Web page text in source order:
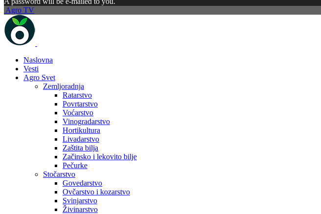
Agro TV
Naslovna
Vesti
Agro Svet
Zemljoradnja
Ratarstvo
Povrtarstvo
Voćarstvo
Vinogradarstvo
Hortikultura
Livadarstvo
Zaštita bilja
Začinsko i lekovito bilje
Pečurke
Stočarstvo
Govedarstvo
Ovčarstvo i kozarstvo
Svinjarstvo
Živinarstvo